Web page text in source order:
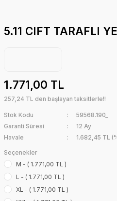
5.11 CIFT TARAFLI
1.771,00 TL
257,24 TL den başlayan taksitlerle!!
Stok Kodu
59568.190_
Garanti Süresi
12 Ay
Havale
1.682,45 TL
Seçenekler
M - ( 1.771,00 TL )
L - ( 1.771,00 TL )
XL - ( 1.771,00 TL )